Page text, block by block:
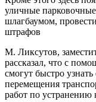
уличные
шлагбаумом,
штрафов
М. Ликсутов,
рассказал, что с
смогут быстро
перемещения
работ по устранению